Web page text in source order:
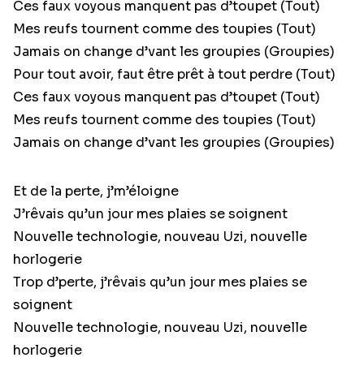
Ces faux voyous manquent pas d’toupet (Tout)
Mes reufs tournent comme des toupies (Tout)
Jamais on change d’vant les groupies (Groupies)
Pour tout avoir, faut être prêt à tout perdre (Tout)
Ces faux voyous manquent pas d’toupet (Tout)
Mes reufs tournent comme des toupies (Tout)
Jamais on change d’vant les groupies (Groupies)
Et de la perte, j’m’éloigne
J’rêvais qu’un jour mes plaies se soignent
Nouvelle technologie, nouveau Uzi, nouvelle
horlogerie
Trop d’perte, j’rêvais qu’un jour mes plaies se
soignent
Nouvelle technologie, nouveau Uzi, nouvelle
horlogerie